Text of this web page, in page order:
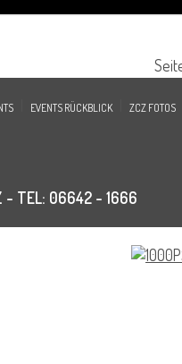
EVENTS RÜCKBLICK ZCZ FOTOS
- TEL: 06642 - 1666